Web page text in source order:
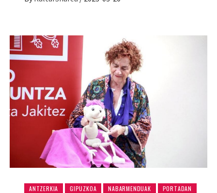
ANTZERKIA GIPUZKOA NABARMENDUAK PORTADAN